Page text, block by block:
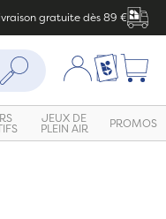
gratuite dès 89 €
Rechercher Mon compte
Ma liste
JEUX DE
PLEIN AIR PROMOS